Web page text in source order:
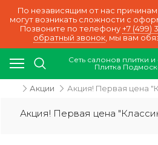
По независящим от нас причинам
могут возникать сложности с
Позвоните по телефону +7 (499)
обратный звонок, мы вам
Сеть салонов плитки и
Плитка
Акции Акция! Первая цена
Акция! Первая цена